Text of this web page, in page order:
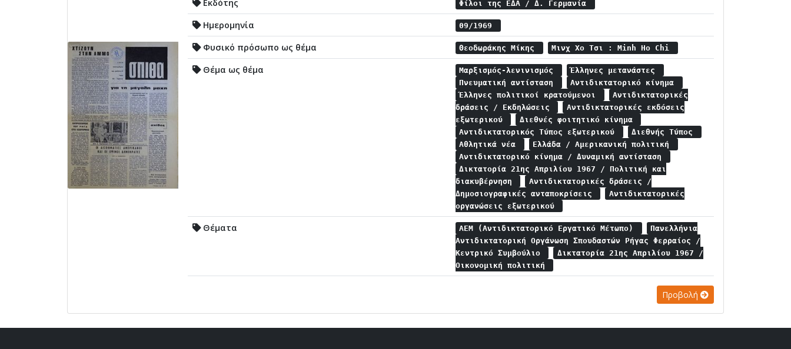
Εκδότης Φίλοι της ΕΔΑ / Δ. Γερμανία
Ημερομηνία 09/1969
Φυσικό πρόσωπο ως θέμα Θεοδωράκης Μίκης Μινχ Χο Τσι : Minh Ho Chi
Θέμα ως θέμα Μαρξισμός-λενινισμός
Έλληνες μετανάστες
Πνευματική αντίσταση
Αντιδικτατορικό κίνημα
Έλληνες πολιτικοί κρατούμενοι
Αντιδικτατορικές
δράσεις / Εκδηλώσεις
Αντιδικτατορικές εκδόσεις
εξωτερικού
Διεθνές φοιτητικό κίνημα
Αντιδικτατορικός Τύπος εξωτερικού
Διεθνής Τύπος
Αθλητικά νέα
Ελλάδα / Αμερικανική πολιτική
Αντιδικτατορικό κίνημα / Δυναμική αντίσταση
Δικτατορία 21ης Απριλίου 1967 / Πολιτική και
διακυβέρνηση
Αντιδικτατορικές δράσεις /
Δημοσιογραφικές ανταποκρίσεις
Αντιδικτατορικές
οργανώσεις εξωτερικού
Θέματα ΑΕΜ (Αντιδικτατορικό Εργατικό Μέτωπο)
Πανελλήνια
Αντιδικτατορική Οργάνωση Σπουδαστών Ρήγας Φερραίος /
Κεντρικό Συμβούλιο
Δικτατορία 21ης Απριλίου 1967 /
Οικονομική πολιτική
Προβολή